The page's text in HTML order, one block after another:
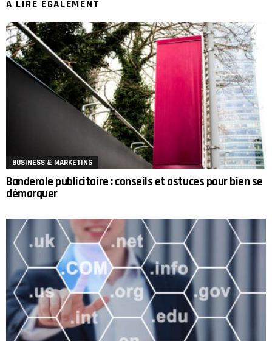
A LIRE ÉGALEMENT
BUSINESS & MARKETING
Banderole publicitaire : conseils et astuces pour bien se
démarquer